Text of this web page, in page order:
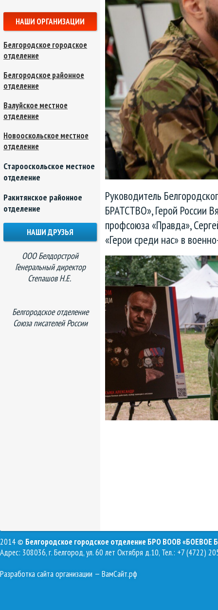
Руководитель
БРАТСТВО», Герой России
профсоюза «Правда»,
«Герои среди нас» в
НАШИ ОРГАНИЗАЦИИ
Белгородское городское
отделение
Белгородское районное
отделение
Валуйское местное
отделение
Новооскольское местное
отделение
Старооскольское местное
отделение
Ракитянское районное
отделение
НАШИ ДРУЗЬЯ
ООО Белдорстрой
Генеральный директор
Степашов Н.Е.
Белгородское отделение
Союза писателей России
2014 © Белгородское городское отделение БРО ВООВ «БОЕВОЕ
Адрес: 308036, г. Белгород, ул. 60 лет Октября д.10, Тел.: +7 (4722)
Разработка сайта организации — ВамСайт.рф